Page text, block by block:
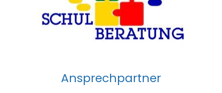
Ansprechpartner